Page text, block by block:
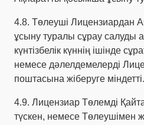
4.8. Төлеуші Лицензиардан
ұсыну туралы сұрау салуды
күнтізбелік күннің ішінде
немесе дәлелдемелерді
поштасына жіберуге міндетті.
4.9. Лицензиар Төлемді
түскен, немесе Төлеушімен